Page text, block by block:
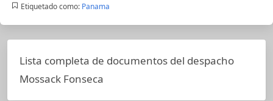
Etiquetado como: Panama
Lista completa de documentos del despacho
Mossack Fonseca